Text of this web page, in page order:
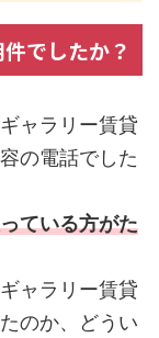
でしたか？
ャラリー賃貸
の電話でした
ている方がた
ャラリー賃貸
のか、どうい